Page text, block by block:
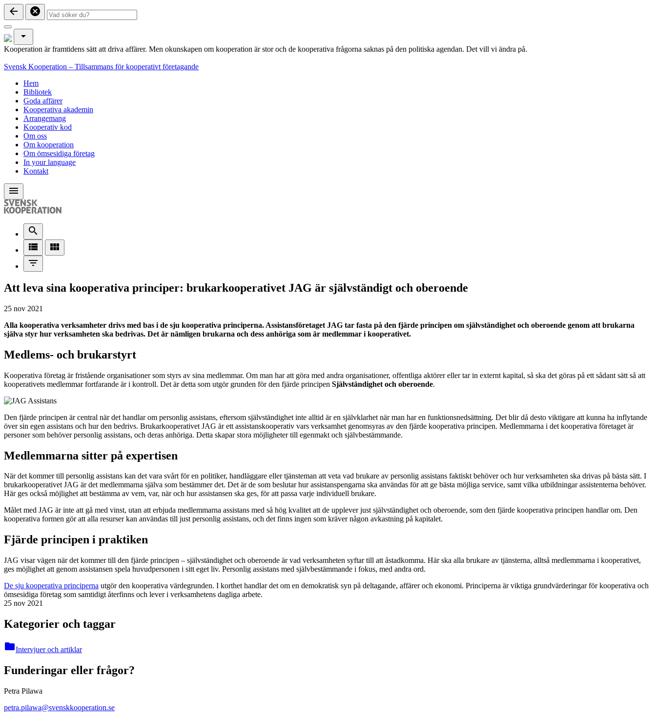
arrow_back cancel
arrow_drop_down
Kooperation är framtidens sätt att driva affärer. Men okunskapen om kooperation är stor och de kooperativa frågorna saknas på den politiska agendan. Det vill vi ändra på.
Svensk Kooperation – Tillsammans för kooperativt företagande
Hem
Bibliotek
Goda affärer
Kooperativa akademin
Arrangemang
Kooperativ kod
Om oss
Om kooperation
Om ömsesidiga företag
In your language
Kontakt
menu
search
view_list
view_module
filter_list
Att leva sina kooperativa principer: brukarkooperativet JAG är självständigt och oberoende
25 nov 2021
Alla kooperativa verksamheter drivs med bas i de sju kooperativa principerna. Assistansföretaget JAG tar fasta på den fjärde principen om självständighet och oberoende genom att brukarna
själva styr hur verksamheten ska bedrivas. Det är nämligen brukarna och dess anhöriga som är medlemmar i kooperativet.
Medlems- och brukarstyrt
Kooperativa företag är fristående organisationer som styrs av sina medlemmar. Om man har att göra med andra organisationer, offentliga aktörer eller tar in externt kapital, så ska det göras på ett sådant sätt så att
kooperativets medlemmar fortfarande är i kontroll. Det är detta som utgör grunden för den fjärde principen Självständighet och oberoende.
Den fjärde principen är central när det handlar om personlig assistans, eftersom självständighet inte alltid är en självklarhet när man har en funktionsnedsättning. Det blir då desto viktigare att kunna ha inflytande
över sin egen assistans och hur den bedrivs. Brukarkooperativet JAG är ett assistanskooperativ vars verksamhet genomsyras av den fjärde kooperativa principen. Medlemmarna i det kooperativa företaget är
personer som behöver personlig assistans, och deras anhöriga. Detta skapar stora möjligheter till egenmakt och självbestämmande.
Medlemmarna sitter på expertisen
När det kommer till personlig assistans kan det vara svårt för en politiker, handläggare eller tjänsteman att veta vad brukare av personlig assistans faktiskt behöver och hur verksamheten ska drivas på bästa sätt. I
brukarkooperativet JAG är det medlemmarna själva som bestämmer det. Det är de som beslutar hur assistanspengarna ska användas för att ge bästa möjliga service, samt vilka utbildningar assistenterna behöver.
Här ges också möjlighet att bestämma av vem, var, när och hur assistansen ska ges, för att passa varje individuell brukare.
Målet med JAG är inte att gå med vinst, utan att erbjuda medlemmarna assistans med så hög kvalitet att de upplever just självständighet och oberoende, som den fjärde kooperativa principen handlar om. Den
kooperativa formen gör att alla resurser kan användas till just personlig assistans, och det finns ingen som kräver någon avkastning på kapitalet.
Fjärde principen i praktiken
JAG visar vägen när det kommer till den fjärde principen – självständighet och oberoende är vad verksamheten syftar till att åstadkomma. Här ska alla brukare av tjänsterna, alltså medlemmarna i kooperativet,
ges möjlighet att genom assistansen spela huvudpersonen i sitt eget liv. Personlig assistans med självbestämmande i fokus, med andra ord.
De sju kooperativa principerna utgör den kooperativa värdegrunden. I korthet handlar det om en demokratisk syn på deltagande, affärer och ekonomi. Principerna är viktiga grundvärderingar för kooperativa och
ömsesidiga företag som samtidigt återfinns och lever i verksamhetens dagliga arbete.
25 nov 2021
Kategorier och taggar
folderIntervjuer och artiklar
Funderingar eller frågor?
Petra Pilawa
petra.pilawa@svenskkooperation.se